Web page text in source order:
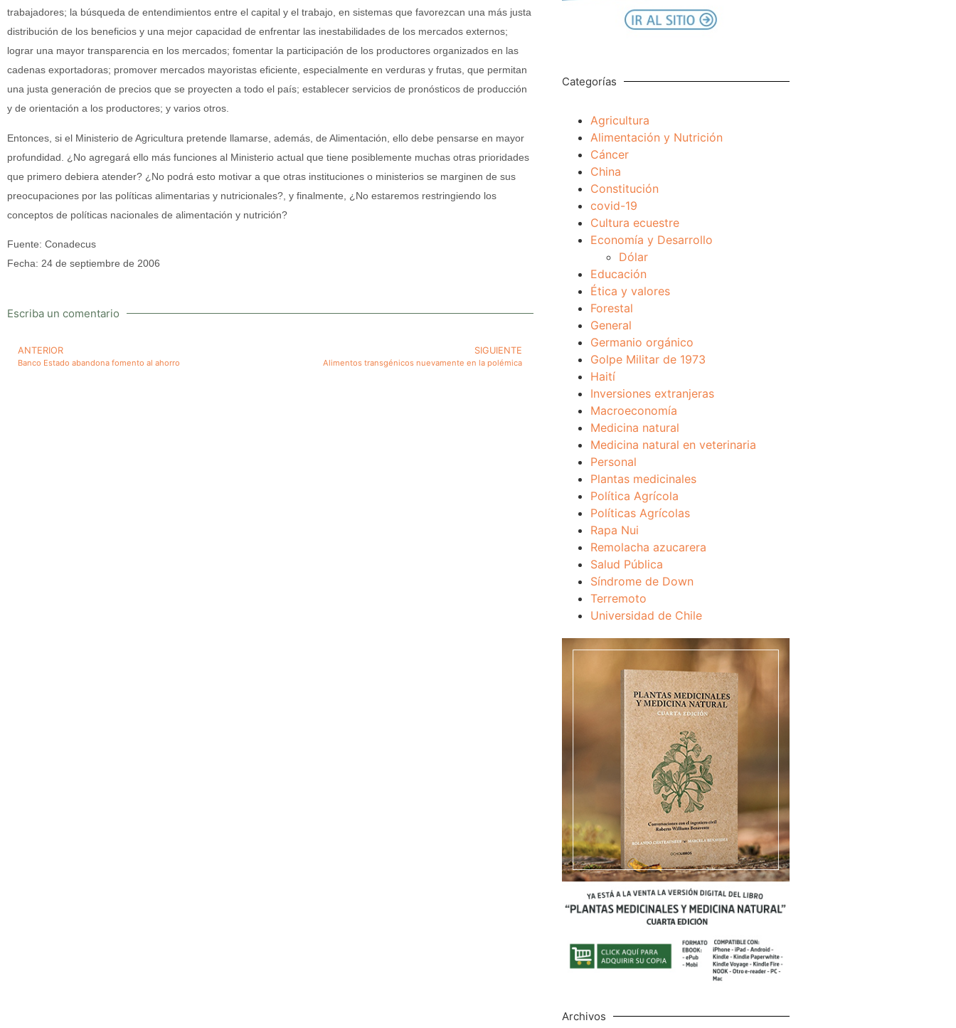
trabajadores; la búsqueda de entendimientos entre el capital y el trabajo, en sistemas que favorezcan una más justa
distribución de los beneficios y una mejor capacidad de enfrentar las inestabilidades de los mercados externos;
lograr una mayor transparencia en los mercados; fomentar la participación de los productores organizados en las
cadenas exportadoras; promover mercados mayoristas eficiente, especialmente en verduras y frutas, que permitan
una justa generación de precios que se proyecten a todo el país; establecer servicios de pronósticos de producción
y de orientación a los productores; y varios otros.
Entonces, si el Ministerio de Agricultura pretende llamarse, además, de Alimentación, ello debe pensarse en mayor
profundidad. ¿No agregará ello más funciones al Ministerio actual que tiene posiblemente muchas otras prioridades
que primero debiera atender? ¿No podrá esto motivar a que otras instituciones o ministerios se marginen de sus
preocupaciones por las políticas alimentarias y nutricionales?, y finalmente, ¿No estaremos restringiendo los
conceptos de políticas nacionales de alimentación y nutrición?
Fuente: Conadecus
Fecha: 24 de septiembre de 2006
Escriba un comentario
ANTERIOR
Banco Estado abandona fomento al ahorro
SIGUIENTE
Alimentos transgénicos nuevamente en la polémica
Categorías
Agricultura
Alimentación y Nutrición
Cáncer
China
Constitución
covid-19
Cultura ecuestre
Economía y Desarrollo
Dólar
Educación
Ética y valores
Forestal
General
Germanio orgánico
Golpe Militar de 1973
Haití
Inversiones extranjeras
Macroeconomía
Medicina natural
Medicina natural en veterinaria
Personal
Plantas medicinales
Política Agrícola
Políticas Agrícolas
Rapa Nui
Remolacha azucarera
Salud Pública
Síndrome de Down
Terremoto
Universidad de Chile
Archivos